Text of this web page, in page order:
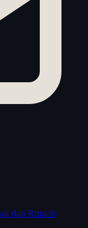
dan Rupiah